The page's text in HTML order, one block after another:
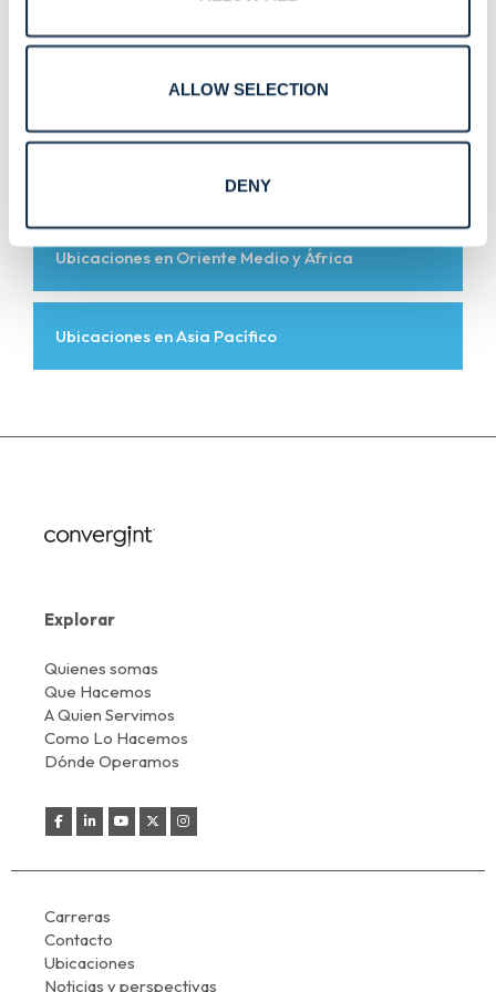
ALLOW SELECTION
DENY
Ubicaciones en Latinoamérica
Ubicaciones en Europa
Ubicaciones en Oriente Medio y África
Ubicaciones en Asia Pacífico
Explorar
Quienes somas
Que Hacemos
A Quien Servimos
Como Lo Hacemos
Dónde Operamos
Carreras
Contacto
Ubicaciones
Noticias y perspectivas